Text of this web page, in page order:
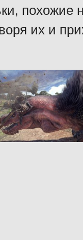
похожие
их и